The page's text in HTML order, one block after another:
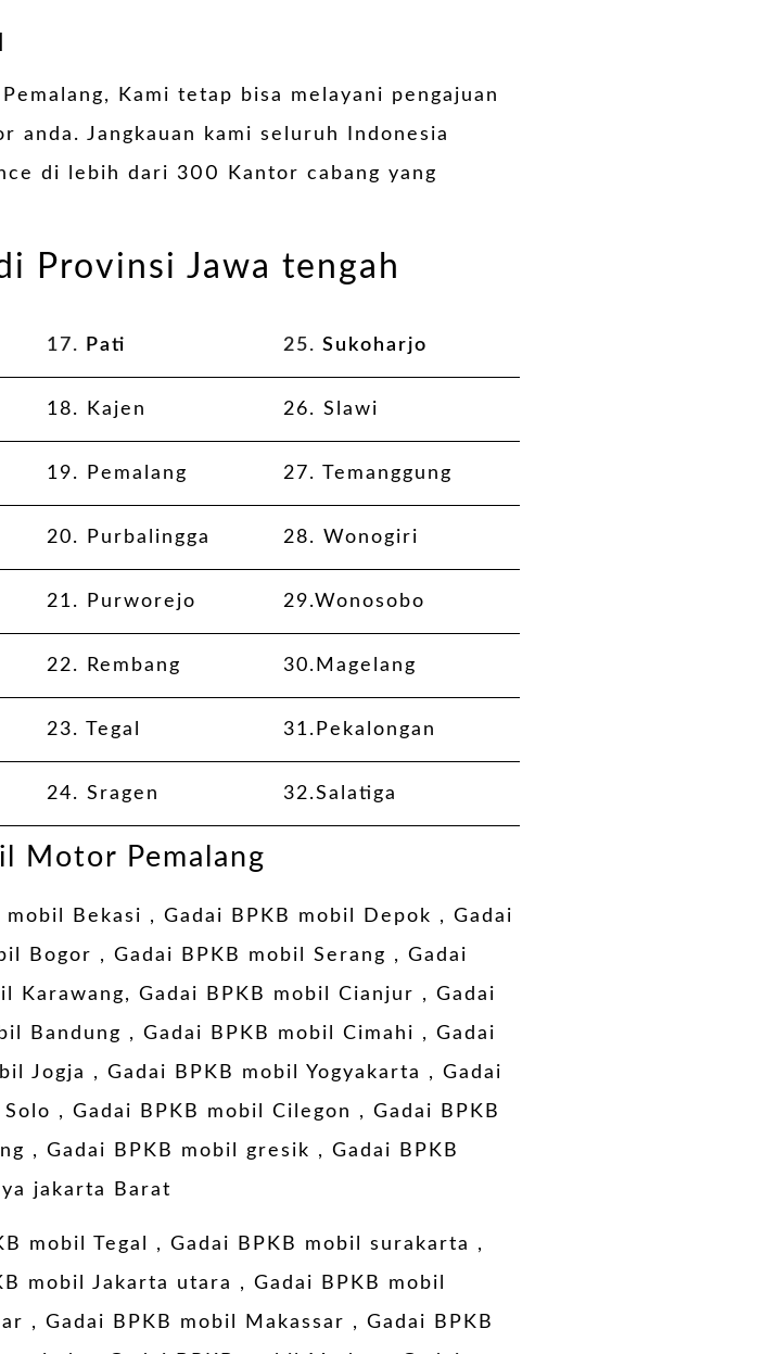
Kami tetap bisa melayani pengajuan
anda. Jangkauan kami seluruh Indonesia
di lebih dari 300 Kantor cabang yang
Provinsi Jawa tengah
17. Pati 25. Sukoharjo
18. Kajen 26. Slawi
19. Pemalang 27. Temanggung
20. Purbalingga 28. Wonogiri
21. Purworejo 29.Wonosobo
22. Rembang 30. Magelang
23. Tegal 31. Pekalongan
24. Sragen 32.Salatiga
Motor Pemalang
mobil Bekasi , Gadai BPKB mobil Depok , Gadai
Bogor , Gadai BPKB mobil Serang , Gadai
Karawang, Gadai BPKB mobil Cianjur , Gadai
Bandung , Gadai BPKB mobil Cimahi , Gadai
Jogja , Gadai BPKB mobil Yogyakarta , Gadai
, Gadai BPKB mobil Cilegon , Gadai BPKB
, Gadai BPKB mobil gresik , Gadai BPKB
jakarta Barat
mobil Tegal , Gadai BPKB mobil surakarta ,
mobil Jakarta utara , Gadai BPKB mobil
, Gadai BPKB mobil Makassar , Gadai BPKB